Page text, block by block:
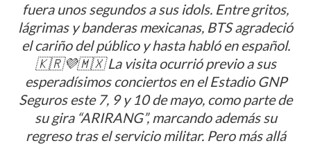
fuera unos segundos a sus idols. Entre gritos,
lágrimas y banderas mexicanas, BTS agradeció
el cariño del público y hasta habló en español.
🇰🇷💜🇲🇽 La visita ocurrió previo a sus
esperadísimos conciertos en el Estadio GNP
Seguros este 7, 9 y 10 de mayo, como parte de
su gira “ARIRANG”, marcando además su
regreso tras el servicio militar. Pero más allá